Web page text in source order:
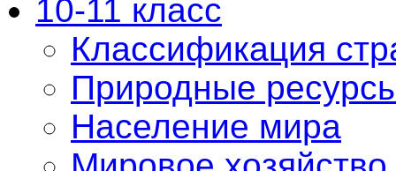
10-11 класс
Классификация
Природные
Население мира